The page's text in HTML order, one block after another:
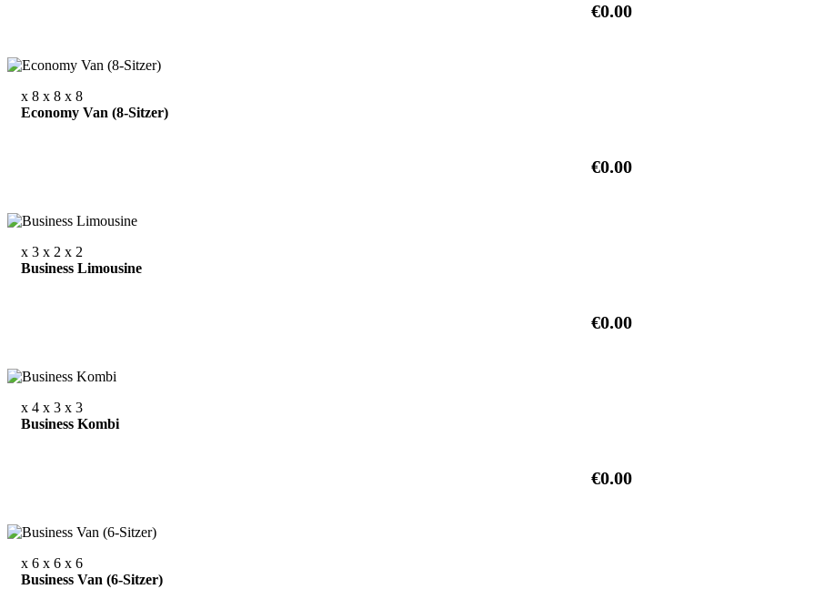
€0.00
x 8 x 8 x 8
Economy Van (8-Sitzer)
€0.00
x 3 x 2 x 2
Business Limousine
€0.00
x 4 x 3 x 3
Business Kombi
€0.00
x 6 x 6 x 6
Business Van (6-Sitzer)